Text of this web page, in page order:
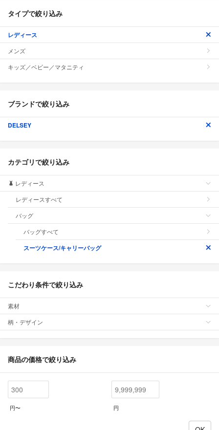
タイプで絞り込み
レディース
メンズ
キッズ／ベビー／マタニティ
ブランドで絞り込み
DELSEY
カテゴリで絞り込み
レディース
レディースすべて
バッグ
バッグすべて
スーツケース/キャリーバッグ
こだわり条件で絞り込み
素材
柄・デザイン
商品の価格で絞り込み
円〜 円